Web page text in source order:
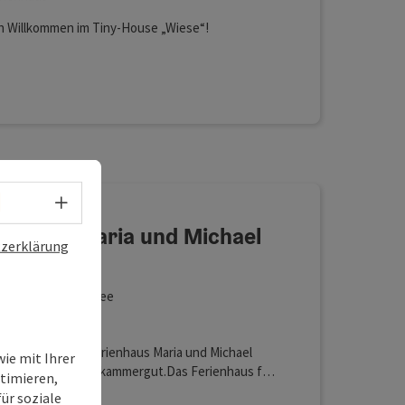
Willkommen im Tiny-House „Wiese“!
(kostenlos)
Maria und Michael
am Attersee
gemütlichen Ferienhaus Maria und Michael
Attersee im Salzkammergut.Das Ferienhaus für
Personen liegt über Steinbach mit herrlichen
Sprachwahl - Menü öffnen
mit Ihrer
soziale